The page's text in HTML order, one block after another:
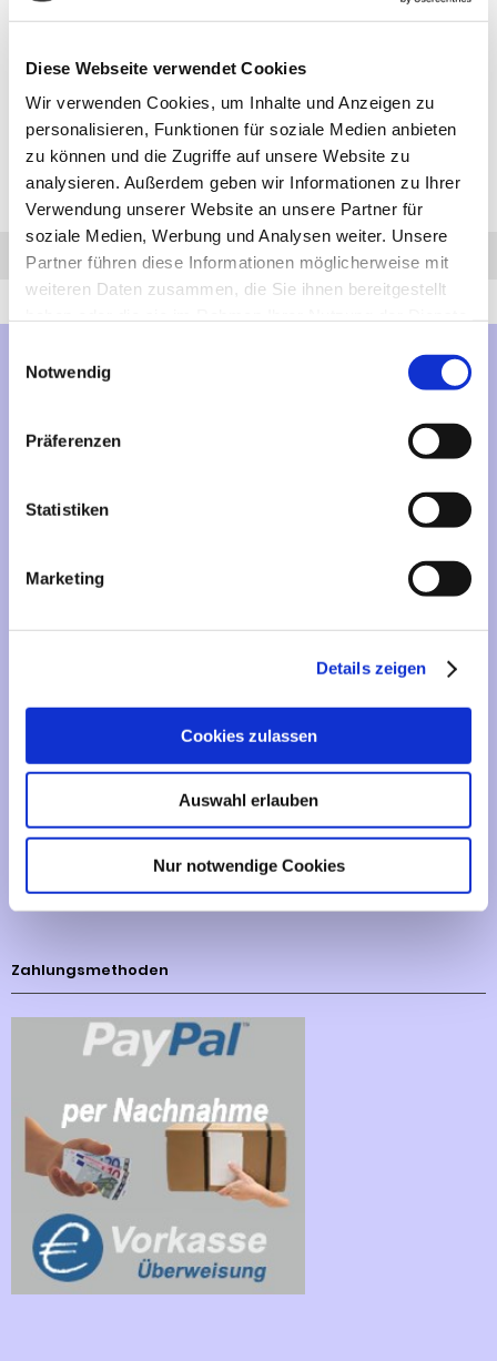
Diese Webseite verwendet Cookies
Wir verwenden Cookies, um Inhalte und Anzeigen zu
personalisieren, Funktionen für soziale Medien anbieten
zu können und die Zugriffe auf unsere Website zu
analysieren. Außerdem geben wir Informationen zu Ihrer
Verwendung unserer Website an unsere Partner für
soziale Medien, Werbung und Analysen weiter. Unsere
Partner führen diese Informationen möglicherweise mit
weiteren Daten zusammen, die Sie ihnen bereitgestellt
Notwendig
Präferenzen
Statistiken
Marketing
Details zeigen
Cookies zulassen
Auswahl erlauben
Nur notwendige Cookies
Anfrage Anrufen AHK-Finder
Mehr über...
Vertrag widerrufen
Informationen
Liefer- und Versandkosten
Impressum
Sitemap
Zahlungsmethoden